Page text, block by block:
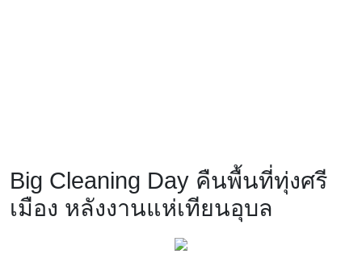
Big Cleaning Day คืนพื้นที่ทุ่งศรี
เมือง หลังงานแห่เทียนอุบล